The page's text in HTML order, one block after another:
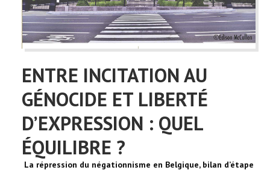
ENTRE INCITATION AU
GÉNOCIDE ET LIBERTÉ
D’EXPRESSION : QUEL
ÉQUILIBRE ?
La répression du négationnisme en Belgique, bilan d’étape